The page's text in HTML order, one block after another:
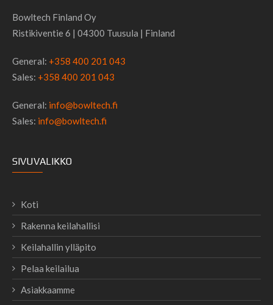
Bowltech Finland Oy
Ristikiventie 6 | 04300 Tuusula | Finland
General: +358 400 201 043
Sales: +358 400 201 043
General: info@bowltech.fi
Sales: info@bowltech.fi
SIVUVALIKKO
Koti
Rakenna keilahallisi
Keilahallin ylläpito
Pelaa keilailua
Asiakkaamme